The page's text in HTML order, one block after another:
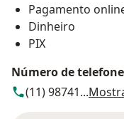
Pagamento
Dinheiro
PIX
Número de telefone
(11) 98741...